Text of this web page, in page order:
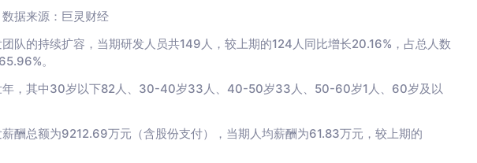
据来源：巨灵财经
队的持续扩容，当期研发人员共149人，较上期的124人同比增长20.16%，占总人数
。
年，其中30岁以下82人、30-40岁33人、40-50岁33人、50-60岁1人、60岁及以
酬总额为9212.69万元（含股份支付），当期人均薪酬为61.83万元，较上期的